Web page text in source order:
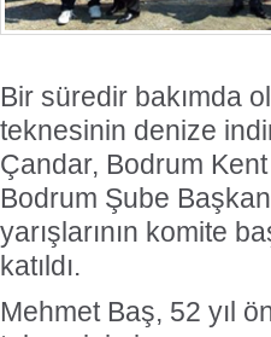
Bir süredir bakımda
teknesinin denize
Çandar, Bodrum
Bodrum Şube
yarışlarının komite
katıldı.
Mehmet Baş, 52 yıl